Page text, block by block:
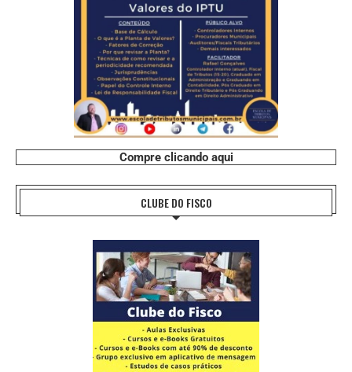
Compre clicando aqui
CLUBE DO FISCO